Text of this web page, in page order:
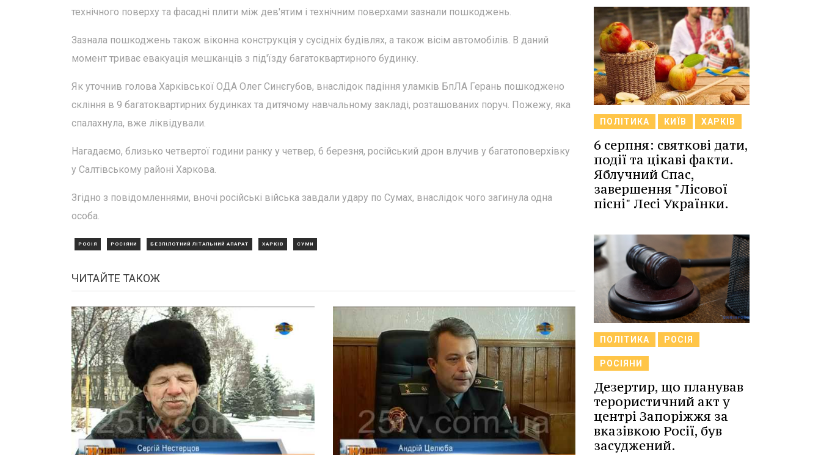
технічного поверху та фасадні плити між дев'ятим і технічним поверхами зазнали пошкоджень.
Зазнала пошкоджень також віконна конструкція у сусідніх будівлях, а також вісім автомобілів. В даний
момент триває евакуація мешканців з під'їзду багатоквартирного будинку.
Як уточнив голова Харківської ОДА Олег Синєгубов, внаслідок падіння уламків БпЛА Герань пошкоджено
скління в 9 багатоквартирних будинках та дитячому навчальному закладі, розташованих поруч. Пожежу, яка
спалахнула, вже ліквідували.
Нагадаємо, близько четвертої години ранку у четвер, 6 березня, російський дрон влучив у багатоповерхівку
у Салтівському районі Харкова.
Згідно з повідомленнями, вночі російські війська завдали удару по Сумах, внаслідок чого загинула одна
особа.
РОСІЯ РОСІЯНИ БЕЗПІЛОТНИЙ ЛІТАЛЬНИЙ АПАРАТ ХАРКІВ СУМИ
ЧИТАЙТЕ ТАКОЖ
ПОЛІТИКА КИЇВ ХАРКІВ
6 серпня: святкові дати,
події та цікаві факти.
Яблучний Спас,
завершення "Лісової
пісні" Лесі Українки.
ПОЛІТИКА РОСІЯ
РОСІЯНИ
Дезертир, що планував
терористичний акт у
центрі Запоріжжя за
вказівкою Росії, був
засуджений.